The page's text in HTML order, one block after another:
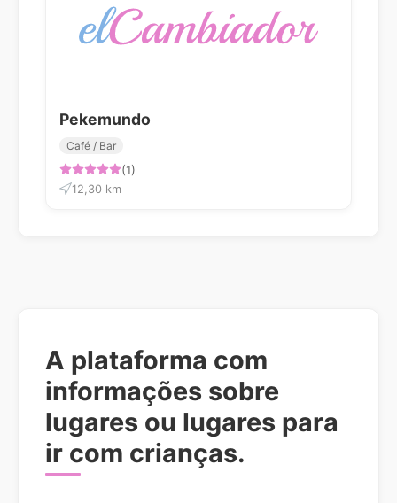
Pekemundo
Café / Bar
(1)
12,30 km
A plataforma com
informações sobre
lugares ou lugares para
ir com crianças.